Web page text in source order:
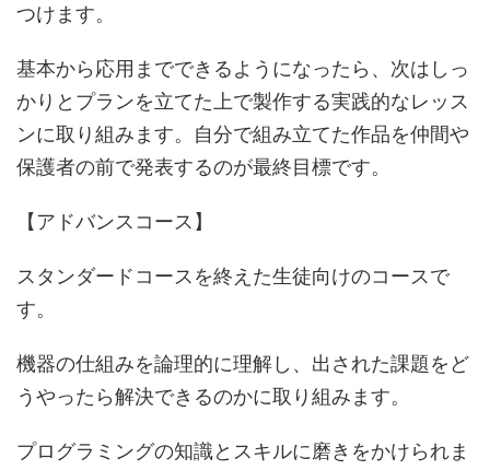
つけます。
基本から応用までできるようになったら、次はしっ
かりとプランを立てた上で製作する実践的なレッス
ンに取り組みます。自分で組み立てた作品を仲間や
保護者の前で発表するのが最終目標です。
【アドバンスコース】
スタンダードコースを終えた生徒向けのコースで
す。
機器の仕組みを論理的に理解し、出された課題をど
うやったら解決できるのかに取り組みます。
プログラミングの知識とスキルに磨きをかけられま